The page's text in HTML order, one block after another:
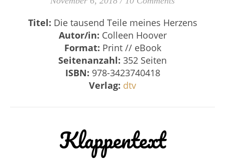
Titel: Die tausend Teile meines Herzens
Autor/in: Colleen Hoover
Format: Print // eBook
Seitenanzahl: 352 Seiten
ISBN: 978-3423740418
Verlag: dtv
Klappentext